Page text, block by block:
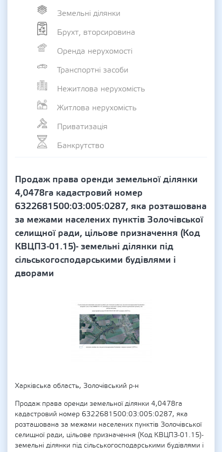
Земельні ділянки
Брухт, вторсировина
Оренда нерухомості
Транспортні засоби
Нежитлова нерухомість
Житлова нерухомість
Приватизація
Банкрутство
Продаж права оренди земельної ділянки
4,0478га кадастровий номер
6322681500:03:005:0287, яка розташована
за межами населених пунктів Золочівської
селищної ради, цільове призначення (Код
КВЦПЗ-01.15)- земельні ділянки під
сільськогосподарськими будівлями і
дворами
Харківська область, Золочівський р-н
Продаж права оренди земельної ділянки 4,0478га
кадастровий номер 6322681500:03:005:0287, яка
розташована за межами населених пунктів Золочівської
селищної ради, цільове призначення (Код КВЦПЗ-01.15)-
земельні ділянки під сільськогосподарськими будівлями і